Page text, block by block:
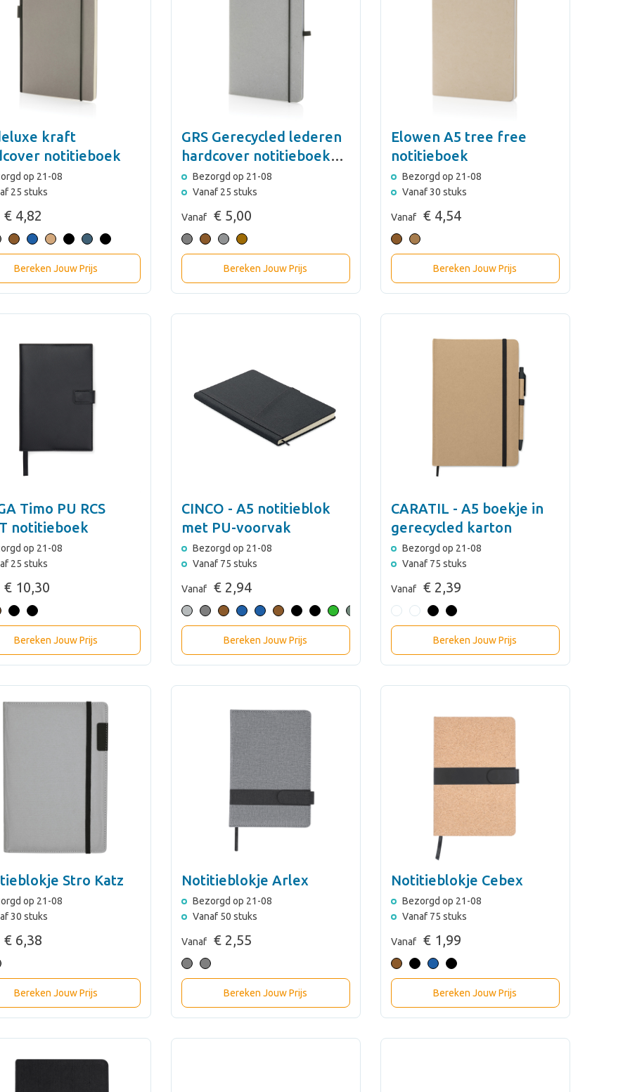
kraft
notitieboek
op 21-08
25 stuks
€ 4,82
Bereken Jouw Prijs
GRS Gerecycled lederen
hardcover notitieboek
A5Bezorgd op 21-08
Vanaf 25 stuks
Vanaf € 5,00
Bereken Jouw Prijs
Elowen A5 tree free
notitieboek
Bezorgd op 21-08
Vanaf 30 stuks
Vanaf € 4,54
Bereken Jouw Prijs
Timo PU RCS
notitieboek
op 21-08
25 stuks
€ 10,30
Bereken Jouw Prijs
CINCO - A5 notitieblok
met PU-voorvak
Bezorgd op 21-08
Vanaf 75 stuks
Vanaf € 2,94
Bereken Jouw Prijs
CARATIL - A5 boekje in
gerecycled karton
Bezorgd op 21-08
Vanaf 75 stuks
Vanaf € 2,39
Bereken Jouw Prijs
Stro Katz
op 21-08
30 stuks
€ 6,38
Bereken Jouw Prijs
Notitieblokje Arlex
Bezorgd op 21-08
Vanaf 50 stuks
Vanaf € 2,55
Bereken Jouw Prijs
Notitieblokje Cebex
Bezorgd op 21-08
Vanaf 75 stuks
Vanaf € 1,99
Bereken Jouw Prijs